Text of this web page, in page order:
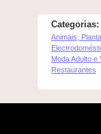
Categorias:
Animais,
Moda Adulto e
Restaurantes